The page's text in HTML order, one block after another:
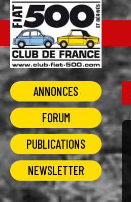
ANNONCES
FORUM
PUBLICATIONS
NEWSLETTER